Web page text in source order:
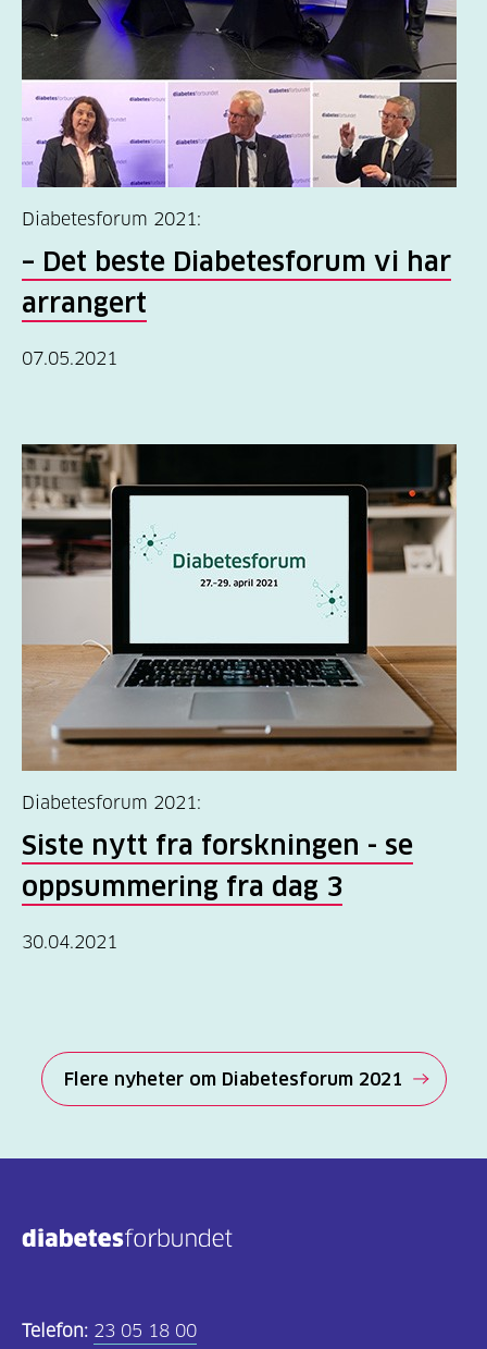
Diabetesforum 2021:
– Det beste Diabetesforum vi har
arrangert
07.05.2021
Diabetesforum 2021:
Siste nytt fra forskningen - se
oppsummering fra dag 3
30.04.2021
Flere nyheter om Diabetesforum 2021
Telefon: 23 05 18 00